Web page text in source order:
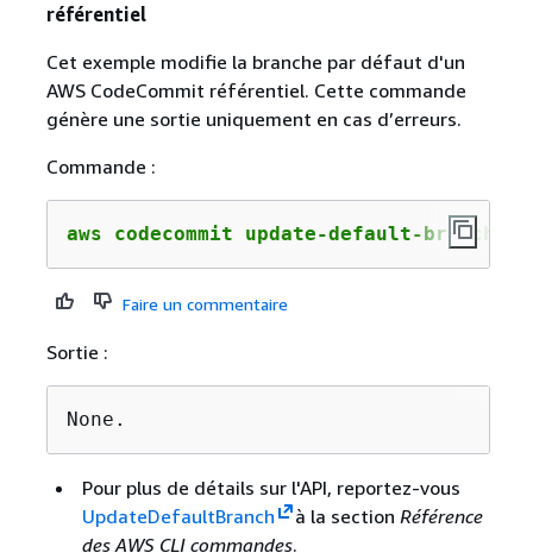
référentiel
Cet exemple modifie la branche par défaut d'un
AWS CodeCommit référentiel. Cette commande
génère une sortie uniquement en cas d’erreurs.
Commande :
aws codecommit update-default-branch
Faire un commentaire
Sortie :
None.
Pour plus de détails sur l'API, reportez-vous
UpdateDefaultBranch
à la sectionRéférence
des AWS CLI commandes.